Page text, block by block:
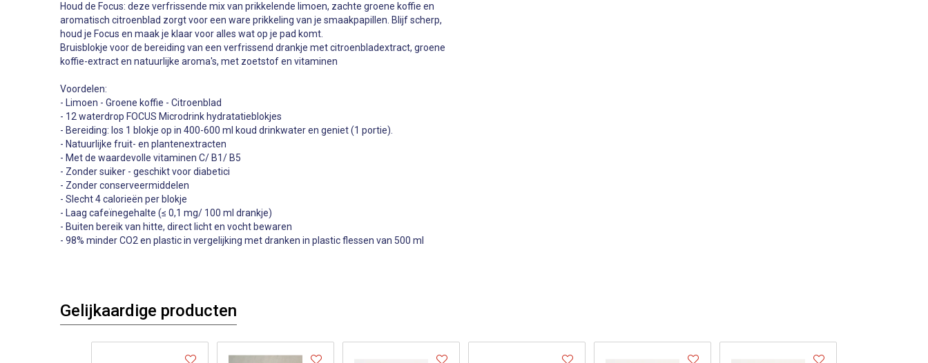
Houd de Focus: deze verfrissende mix van prikkelende limoen, zachte groene koffie en
aromatisch citroenblad zorgt voor een ware prikkeling van je smaakpapillen. Blijf scherp,
houd je Focus en maak je klaar voor alles wat op je pad komt.
Bruisblokje voor de bereiding van een verfrissend drankje met citroenbladextract, groene
koffie-extract en natuurlijke aroma's, met zoetstof en vitaminen
Voordelen:
- Limoen - Groene koffie - Citroenblad
- 12 waterdrop FOCUS Microdrink hydratatieblokjes
- Bereiding: los 1 blokje op in 400-600 ml koud drinkwater en geniet (1 portie).
- Natuurlijke fruit- en plantenextracten
- Met de waardevolle vitaminen C/ B1/ B5
- Zonder suiker - geschikt voor diabetici
- Zonder conserveermiddelen
- Slecht 4 calorieën per blokje
- Laag cafeïnegehalte (≤ 0,1 mg/ 100 ml drankje)
- Buiten bereik van hitte, direct licht en vocht bewaren
- 98% minder CO2 en plastic in vergelijking met dranken in plastic flessen van 500 ml
Gelijkaardige producten